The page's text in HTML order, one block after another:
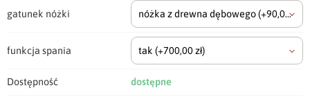
gatunek nóżki nóżka z drewna dębowego(+90,00 zł)
funkcja spania tak (+700,00 zł)
Dostępność dostępne